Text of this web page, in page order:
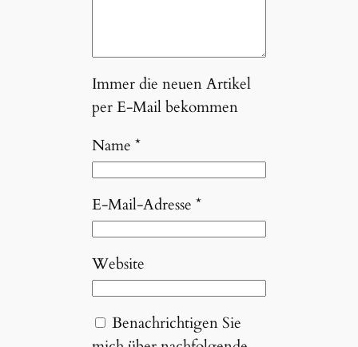
Immer die neuen Artikel
per E-Mail bekommen
Name*
E-Mail-Adresse*
Website
Benachrichtigen Sie